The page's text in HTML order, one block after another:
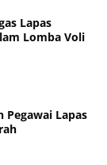
Lapas
Lomba Voli
Pegawai Lapas